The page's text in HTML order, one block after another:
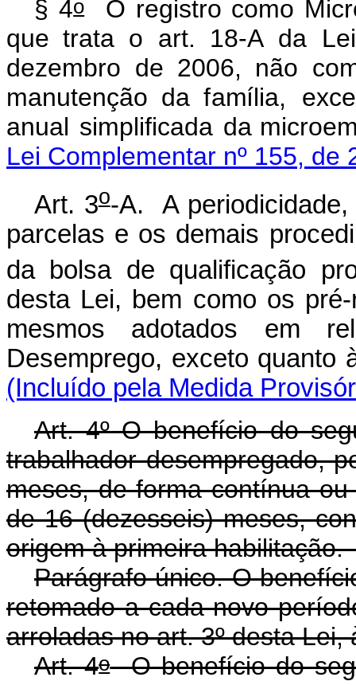
§ 4o O registro como
que trata o art. 18-A da Lei
dezembro de 2006, não co
manutenção dafamília,
anual simplificada da microe
Lei Complementar nº 155, de
Art. 3o-A. A
parcelas e os demais
da bolsa de qualificação
desta Lei, bem como os
mesmos adotados em
Desemprego, exceto
(Incluído pela Medida
Art. 4º O benefício do
trabalhador desempregado,
meses, de forma contínua
de 16 (dezesseis) meses,
origem à primeira
Parágrafo único. O
retomado a cada novo
arroladas no art. 3º desta
Art. 4oO benefício do